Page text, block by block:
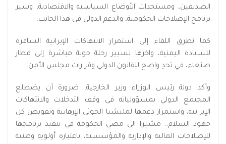
الصديقين، ومستجدات الأوضاع السياسية والاقتصادية، وسير
برنامج الإصلاحات الحكومية، والدعم الدولي في هذا الجانب.
كما تطرق اللقاء إلى استمرار الانتهاكات الإيرانية السافرة
للسيادة اليمنية، واخرها تسيير رحلة جوية مباشرة إلى مطار
صنعاء، في تحدٍ واضح للقانون الدولي وقرارات مجلس الأمن.
وأكد دولة رئيس الوزراء وزير الخارجية، ضرورة أن يضطلع
المجتمع الدولي بمسؤولياته في وقف التدخلات والانتهاكات
الإيرانية، واستمرار دعمها لمليشيا الحوثي الإرهابية وتقويض كل
جهود السلام.. مشيرا الى مضي الحكومة في تنفيذ برنامجها
للإصلاحات المالية والإدارية والمؤسسية، باعتباره أولوية وطنية